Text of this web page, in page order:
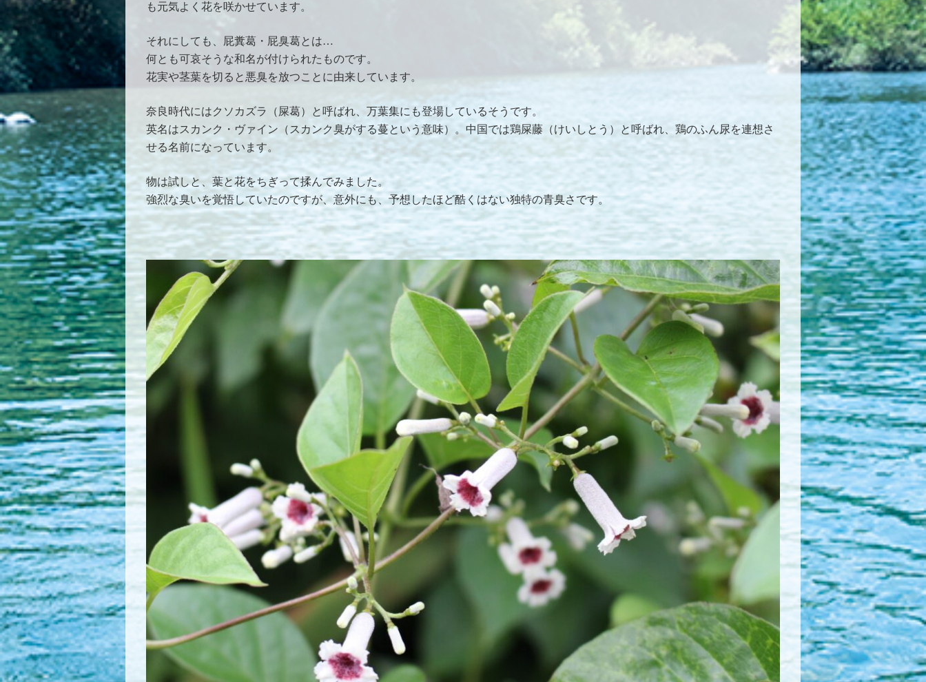
も元気よく花を咲かせています。
それにしても、屁糞葛・屁臭葛とは…
何とも可哀そうな和名が付けられたものです。
花実や茎葉を切ると悪臭を放つことに由来しています。
奈良時代にはクソカズラ（屎葛）と呼ばれ、万葉集にも登場しているそうです。
英名はスカンク・ヴァイン（スカンク臭がする蔓という意味）。中国では鶏屎藤（けいしとう）と呼ばれ、鶏のふん尿を連想さ
せる名前になっています。
物は試しと、葉と花をちぎって揉んでみました。
強烈な臭いを覚悟していたのですが、意外にも、予想したほど酷くはない独特の青臭さです。